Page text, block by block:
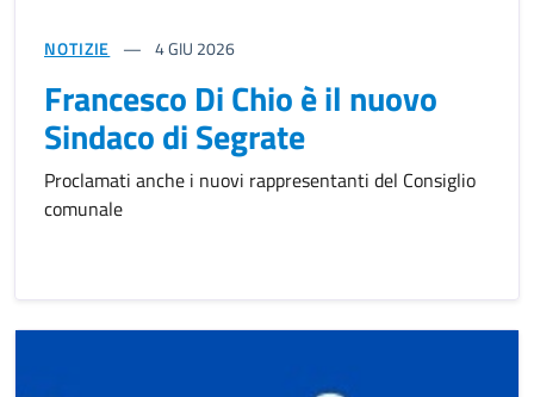
NOTIZIE 4GIU 2026
Francesco Di Chio è il nuovo
Sindaco di Segrate
Proclamati anche i nuovi rappresentanti del Consiglio
comunale